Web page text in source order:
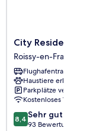
City
Residence
Paris
CDG
Airport
Roissy-
en-
France
City Residence
Roissy-en-France
Flughafentransfer
Haustiere erlaubt
Parkplätze verfügbar
Kostenloses WLAN
8.4
von
8,4 Sehr gut
93 Bewertungen